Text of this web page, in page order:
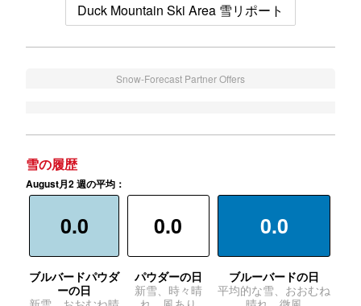
Duck Mountain Ski Area 雪リポート
Snow-Forecast Partner Offers
雪の履歴
August月2 週の平均：
0.0
ブルバードパウダ
ーの日
0.0
パウダーの日
新雪、時々晴
0.0
ブルーバードの日
平均的な雪、おおむね